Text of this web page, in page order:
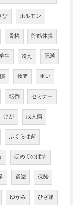
び ホルモン
骨格 貯筋体操
生 冷え 肥満
検査 重い
転倒 セミナー
けが 成人病
ふくらはぎ
ほめてのばす
選挙 保険
ゆがみ ひざ痛